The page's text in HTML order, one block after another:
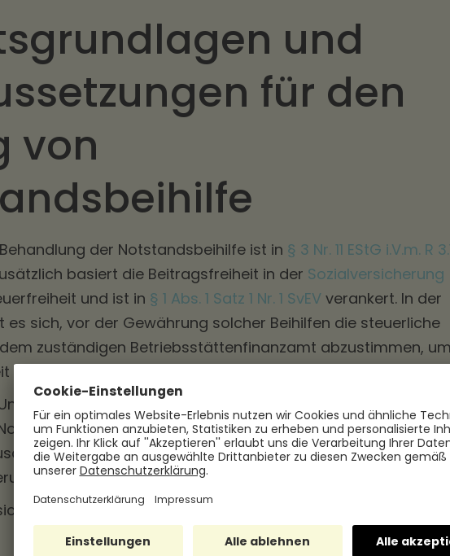
und
für den
von
der Notstandsbeihilfe ist in § 3 Nr. 11 EStG i.V.m. R
basiert die Beitragsfreiheit in der Sozialversicherung
und ist in § 1 Abs. 1 Satz 1 Nr. 1 SvEV verankert. In der
es sich, vor der Gewährung solcher Beihilfen die steuerliche
zuständigen Betriebsstättenfinanzamt abzustimmen,
zu gewährleisten.
steuerfrei, wenn:
vorliegt
zum Arbeitslohn erfolgt
des Mitarbeitenden entsteht
kann bestehen, wenn die Voraussetzungen